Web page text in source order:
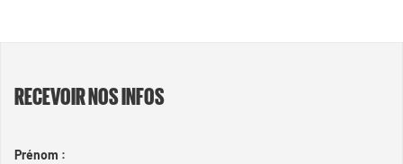
RECEVOIR NOS INFOS
Prénom :